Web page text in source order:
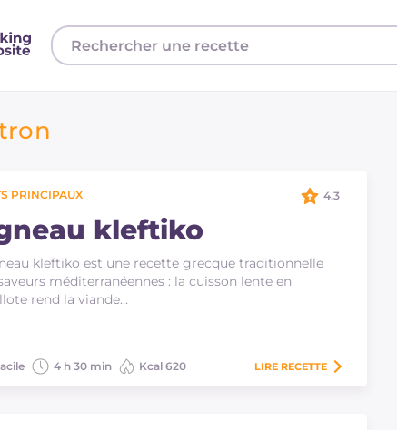
PRINCIPAUX
kleftiko
kleftiko est une recette grecque traditionnelle
méditerranéennes : la cuisson lente en
rend la viande…
4.3
4 h 30 min Kcal 620 LIRE RECETTE